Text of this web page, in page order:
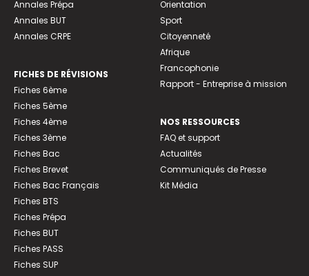
Annales Prépa
Annales BUT
Annales CRPE
FICHES DE RÉVISIONS
Fiches 6ème
Fiches 5ème
Fiches 4ème
Fiches 3ème
Fiches Bac
Fiches Brevet
Fiches Bac Français
Fiches BTS
Fiches Prépa
Fiches BUT
Fiches PASS
Fiches SUP
Orientation
Sport
Citoyenneté
Afrique
Francophonie
Rapport - Entreprise à mission
NOS RESSOURCES
FAQ et support
Actualités
Communiqués de Presse
Kit Média